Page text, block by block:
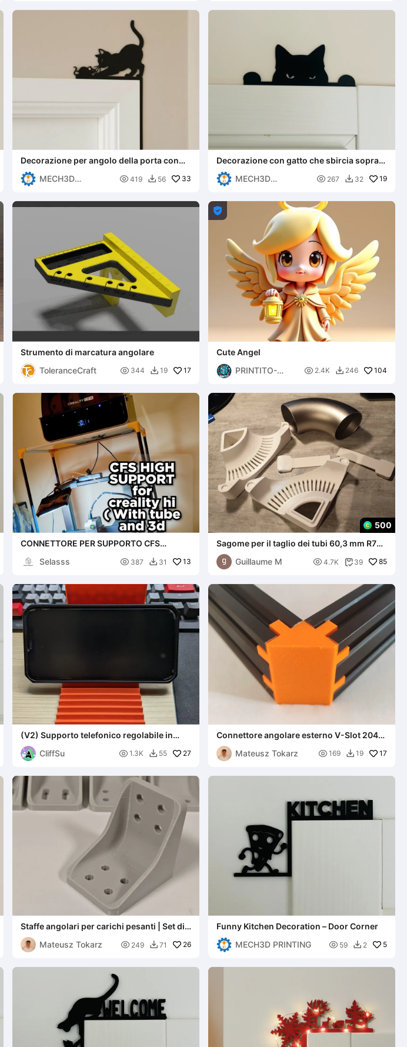
Decorazione per angolo della porta con
gatto
MECH3D
 419  56 33
Decorazione con gatto che sbircia sopra
porta o cornice
MECH3D
 267  32 19
Strumento di marcatura angolare
ToleranceCraft
 344  19 17

Cute Angel
PRINTITO-
 2.4K  246 104
CONNETTORE PER SUPPORTO CFS
Selasss
 387  31 13
500
Sagome per il taglio dei tubi 60,3 mm R76,
76,1 mm R95, 63,5 mm R90
Guillaume M
 4.7K  39 85
(V2) Supporto telefonico regolabile in
angolazione per telefoni di dimensioni
standard
CliffSu  1.3K  55 27
Connettore angolare esterno V-Slot 2040
(Staffa a L alta)
Mateusz Tokarz
 169  19 17
Staffe angolari per carichi pesanti | Set di
staffe a L M4
Mateusz Tokarz
 249  71 26
Funny Kitchen Decoration – Door Corner
MECH3D PRINTING
 59  2 5